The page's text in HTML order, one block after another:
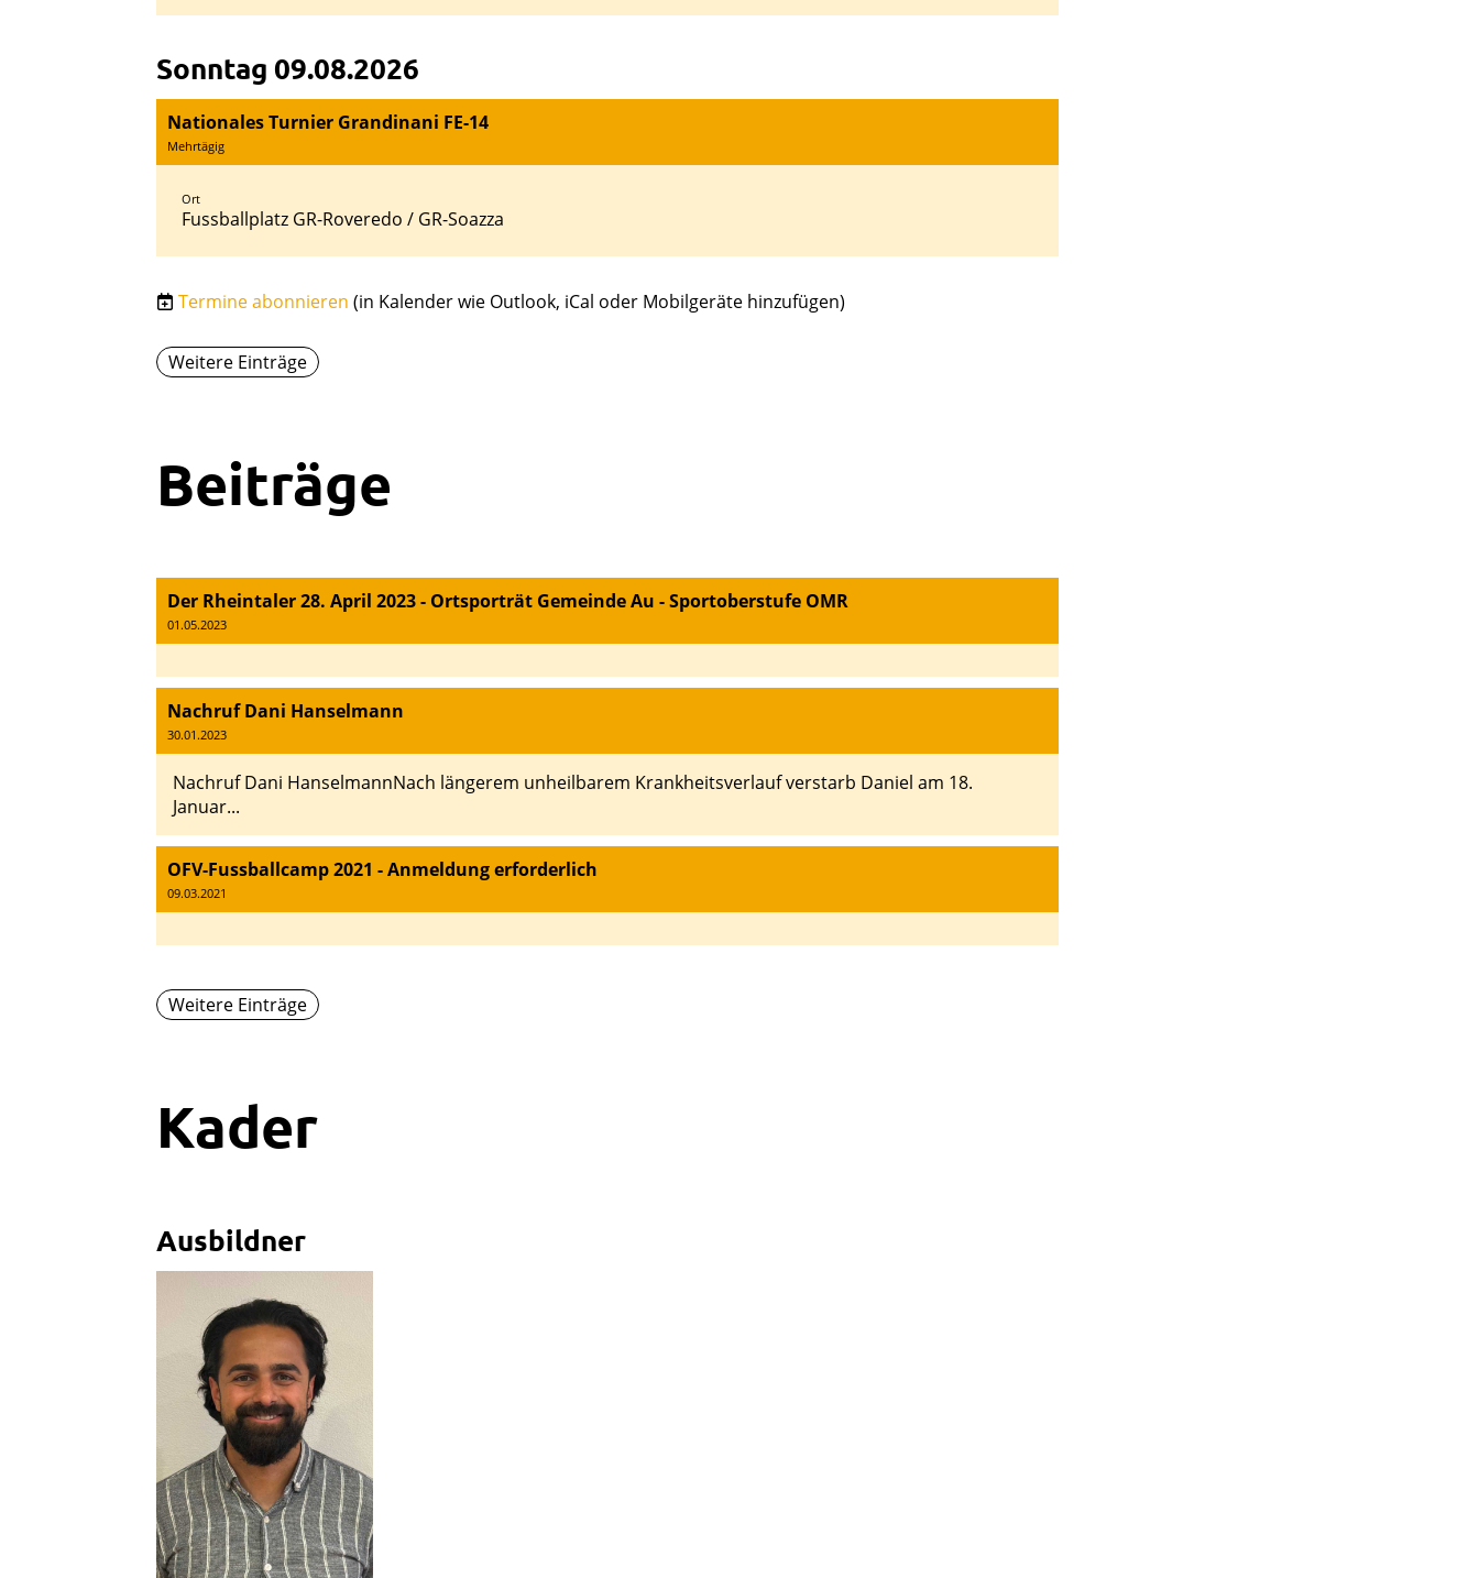
Sonntag 09.08.2026
Nationales Turnier Grandinani FE-14
Mehrtägig
Ort
Fussballplatz GR-Roveredo / GR-Soazza
Termine abonnieren (in Kalender wie Outlook, iCal oder Mobilgeräte hinzufügen)
Weitere Einträge
Beiträge
Der Rheintaler 28. April 2023 - Ortsporträt Gemeinde Au - Sportoberstufe OMR
01.05.2023
Nachruf Dani Hanselmann
30.01.2023
Nachruf Dani HanselmannNach längerem unheilbarem Krankheitsverlauf verstarb Daniel am 18.
Januar...
OFV-Fussballcamp 2021 - Anmeldung erforderlich
09.03.2021
Weitere Einträge
Kader
Ausbildner